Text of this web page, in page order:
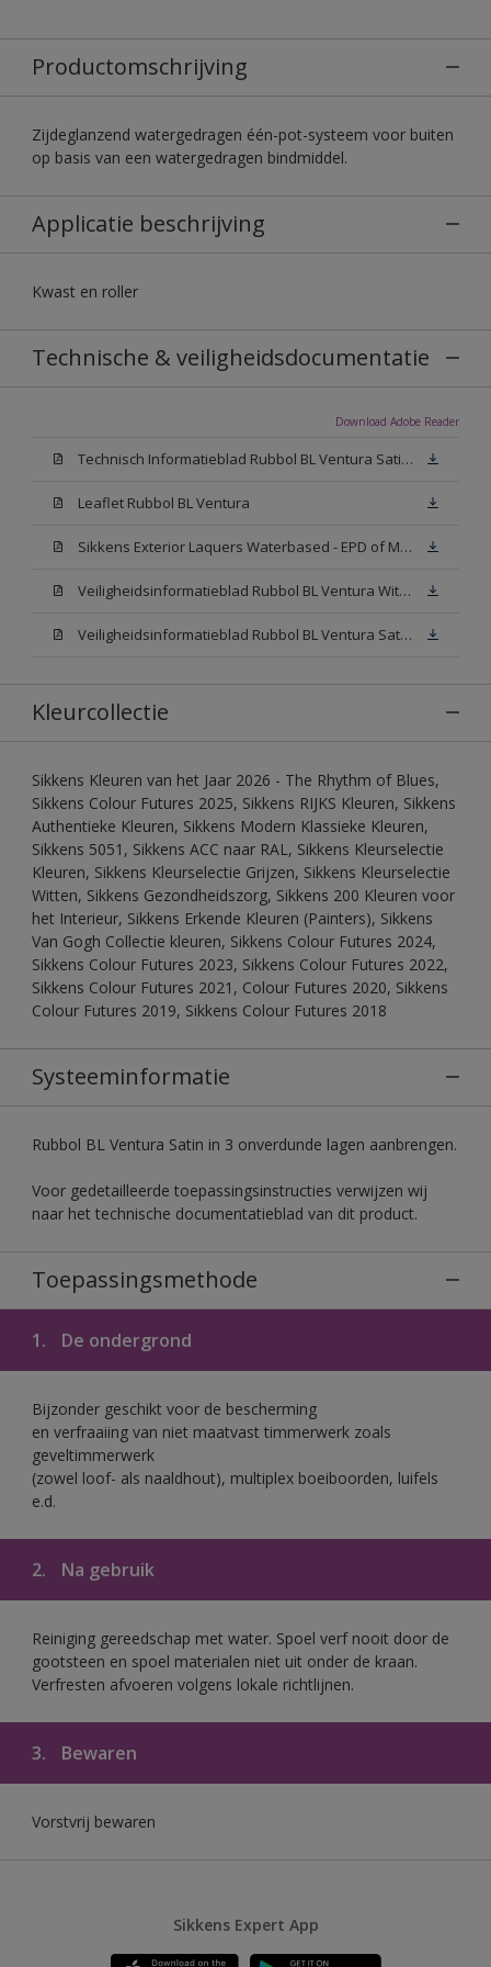
Productomschrijving
Zijdeglanzend watergedragen één-pot-systeem voor buiten
op basis van een watergedragen bindmiddel.
Applicatie beschrijving
Kwast en roller
Technische & veiligheidsdocumentatie
Download Adobe Reader
Technisch Informatieblad Rubbol BL Ventura Satin (PDF)
Leaflet Rubbol BL Ventura
Sikkens Exterior Laquers Waterbased - EPD of Milieuproductverklaring
Veiligheidsinformatieblad Rubbol BL Ventura Wit W05(MSDS)
Veiligheidsinformatieblad Rubbol BL Ventura Satin N00 (MSDS)
Kleurcollectie
Sikkens Kleuren van het Jaar 2026 - The Rhythm of Blues,
Sikkens Colour Futures 2025, Sikkens RIJKS Kleuren, Sikkens
Authentieke Kleuren, Sikkens Modern Klassieke Kleuren,
Sikkens 5051, Sikkens ACC naar RAL, Sikkens Kleurselectie
Kleuren, Sikkens Kleurselectie Grijzen, Sikkens Kleurselectie
Witten, Sikkens Gezondheidszorg, Sikkens 200 Kleuren voor
het Interieur, Sikkens Erkende Kleuren (Painters), Sikkens
Van Gogh Collectie kleuren, Sikkens Colour Futures 2024,
Sikkens Colour Futures 2023, Sikkens Colour Futures 2022,
Sikkens Colour Futures 2021, Colour Futures 2020, Sikkens
Colour Futures 2019, Sikkens Colour Futures 2018
Systeeminformatie
Rubbol BL Ventura Satin in 3 onverdunde lagen aanbrengen.
Voor gedetailleerde toepassingsinstructies verwijzen wij
naar het technische documentatieblad van dit product.
Toepassingsmethode
1. De ondergrond
Bijzonder geschikt voor de bescherming
en verfraaiing van niet maatvast timmerwerk zoals
geveltimmerwerk
(zowel loof- als naaldhout), multiplex boeiboorden, luifels
e.d.
2. Na gebruik
Reiniging gereedschap met water. Spoel verf nooit door de
gootsteen en spoel materialen niet uit onder de kraan.
Verfresten afvoeren volgens lokale richtlijnen.
3. Bewaren
Vorstvrij bewaren
Sikkens Expert App